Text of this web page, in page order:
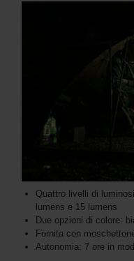
Quattro livelli di
lumens e 15 lumens
Due opzioni di colore:
Fornita con
Autonomia: 7 ore in